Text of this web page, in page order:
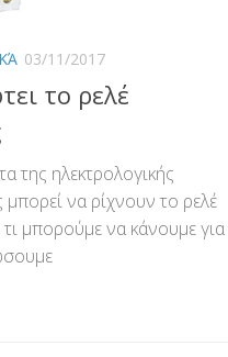
03/11/2017
το ρελέ
της ηλεκτρολογικής
μπορεί να ρίχνουν το ρελέ
τι μπορούμε να κάνουμε για